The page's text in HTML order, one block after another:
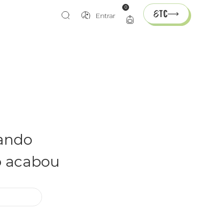
Entrar
0
acabou